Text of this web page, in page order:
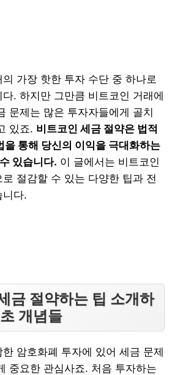
가장 핫한 투자 수단 중 하나로
. 하지만 그만큼 비트코인 거래에
문제는 많은 투자자들에게 골치
있죠. 비트코인 세금 절약은 법적
을 통해 당신의 이익을 극대화하는
있습니다. 이 글에서는 비트코인
절감할 수 있는 다양한 팁과 전
니다.
금 절약하는 팁 소개하
개념들
암호화폐 투자에 있어 세금 문제
중요한 관심사죠. 처음 투자하는